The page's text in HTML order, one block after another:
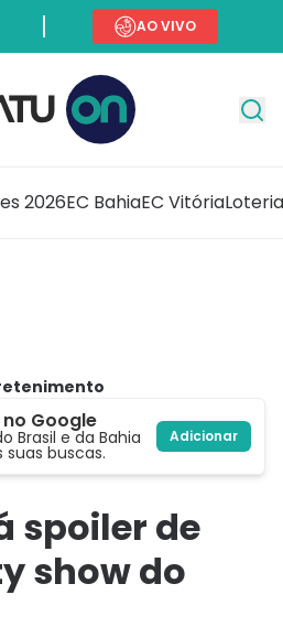
AO VIVO
2026EC BahiaEC Vitória
no Google
Brasil e da Bahia
buscas.
Adicionar
spoiler de
show do